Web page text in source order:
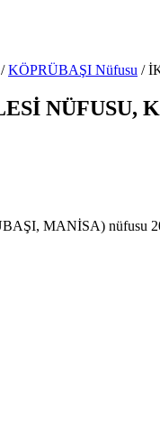
/ KÖPRÜBAŞI Nüfusu /
NÜFUSU,
MANİSA) nüfusu